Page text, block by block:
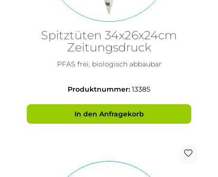
Spitztüten 34x26x24cm
Zeitungsdruck
PFAS frei, biologisch abbaubar
Produktnummer: 13385
In den Anfragekorb